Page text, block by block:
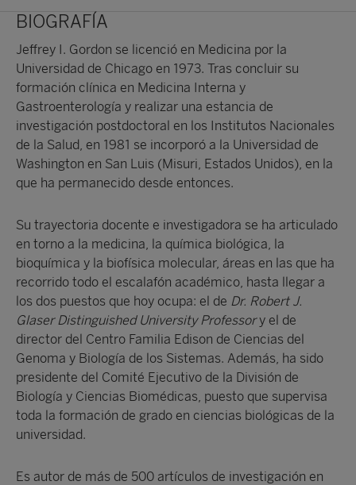
BIOGRAFÍA
Jeffrey I. Gordon se licenció en Medicina por la
Universidad de Chicago en 1973. Tras concluir su
formación clínica en Medicina Interna y
Gastroenterología y realizar una estancia de
investigación postdoctoral en los Institutos Nacionales
de la Salud, en 1981 se incorporó a la Universidad de
Washington en San Luis (Misuri, Estados Unidos), en la
que ha permanecido desde entonces.
Su trayectoria docente e investigadora se ha articulado
en torno a la medicina, la química biológica, la
bioquímica y la biofísica molecular, áreas en las que ha
recorrido todo el escalafón académico, hasta llegar a
los dos puestos que hoy ocupa: el de Dr. Robert J.
Glaser Distinguished University Professory el de
director del Centro Familia Edison de Ciencias del
Genoma y Biología de los Sistemas. Además, ha sido
presidente del Comité Ejecutivo de la División de
Biología y Ciencias Biomédicas, puesto que supervisa
toda la formación de grado en ciencias biológicas de la
universidad.
Es autor de más de 500 artículos de investigación en